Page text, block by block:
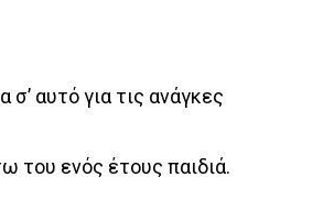
αυτό για τις ανάγκες
του ενός έτους παιδιά.